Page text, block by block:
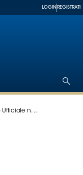
LOGIN REGISTRATI
n. ...